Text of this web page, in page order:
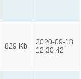
829 Kb
2020-09-18
12:30:42